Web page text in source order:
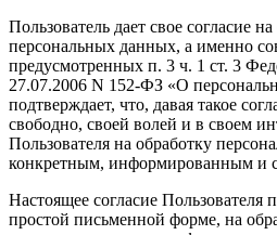
Пользователь дает свое согласие
персональных данных, а именно
предусмотренных п. 3 ч. 1 ст. 3
27.07.2006 N 152-ФЗ «О
подтверждает, что, давая такое
свободно, своей волей и в своем
Пользователя на обработку
конкретным, информированным и
Настоящее согласие Пользователя
простой письменной форме, на